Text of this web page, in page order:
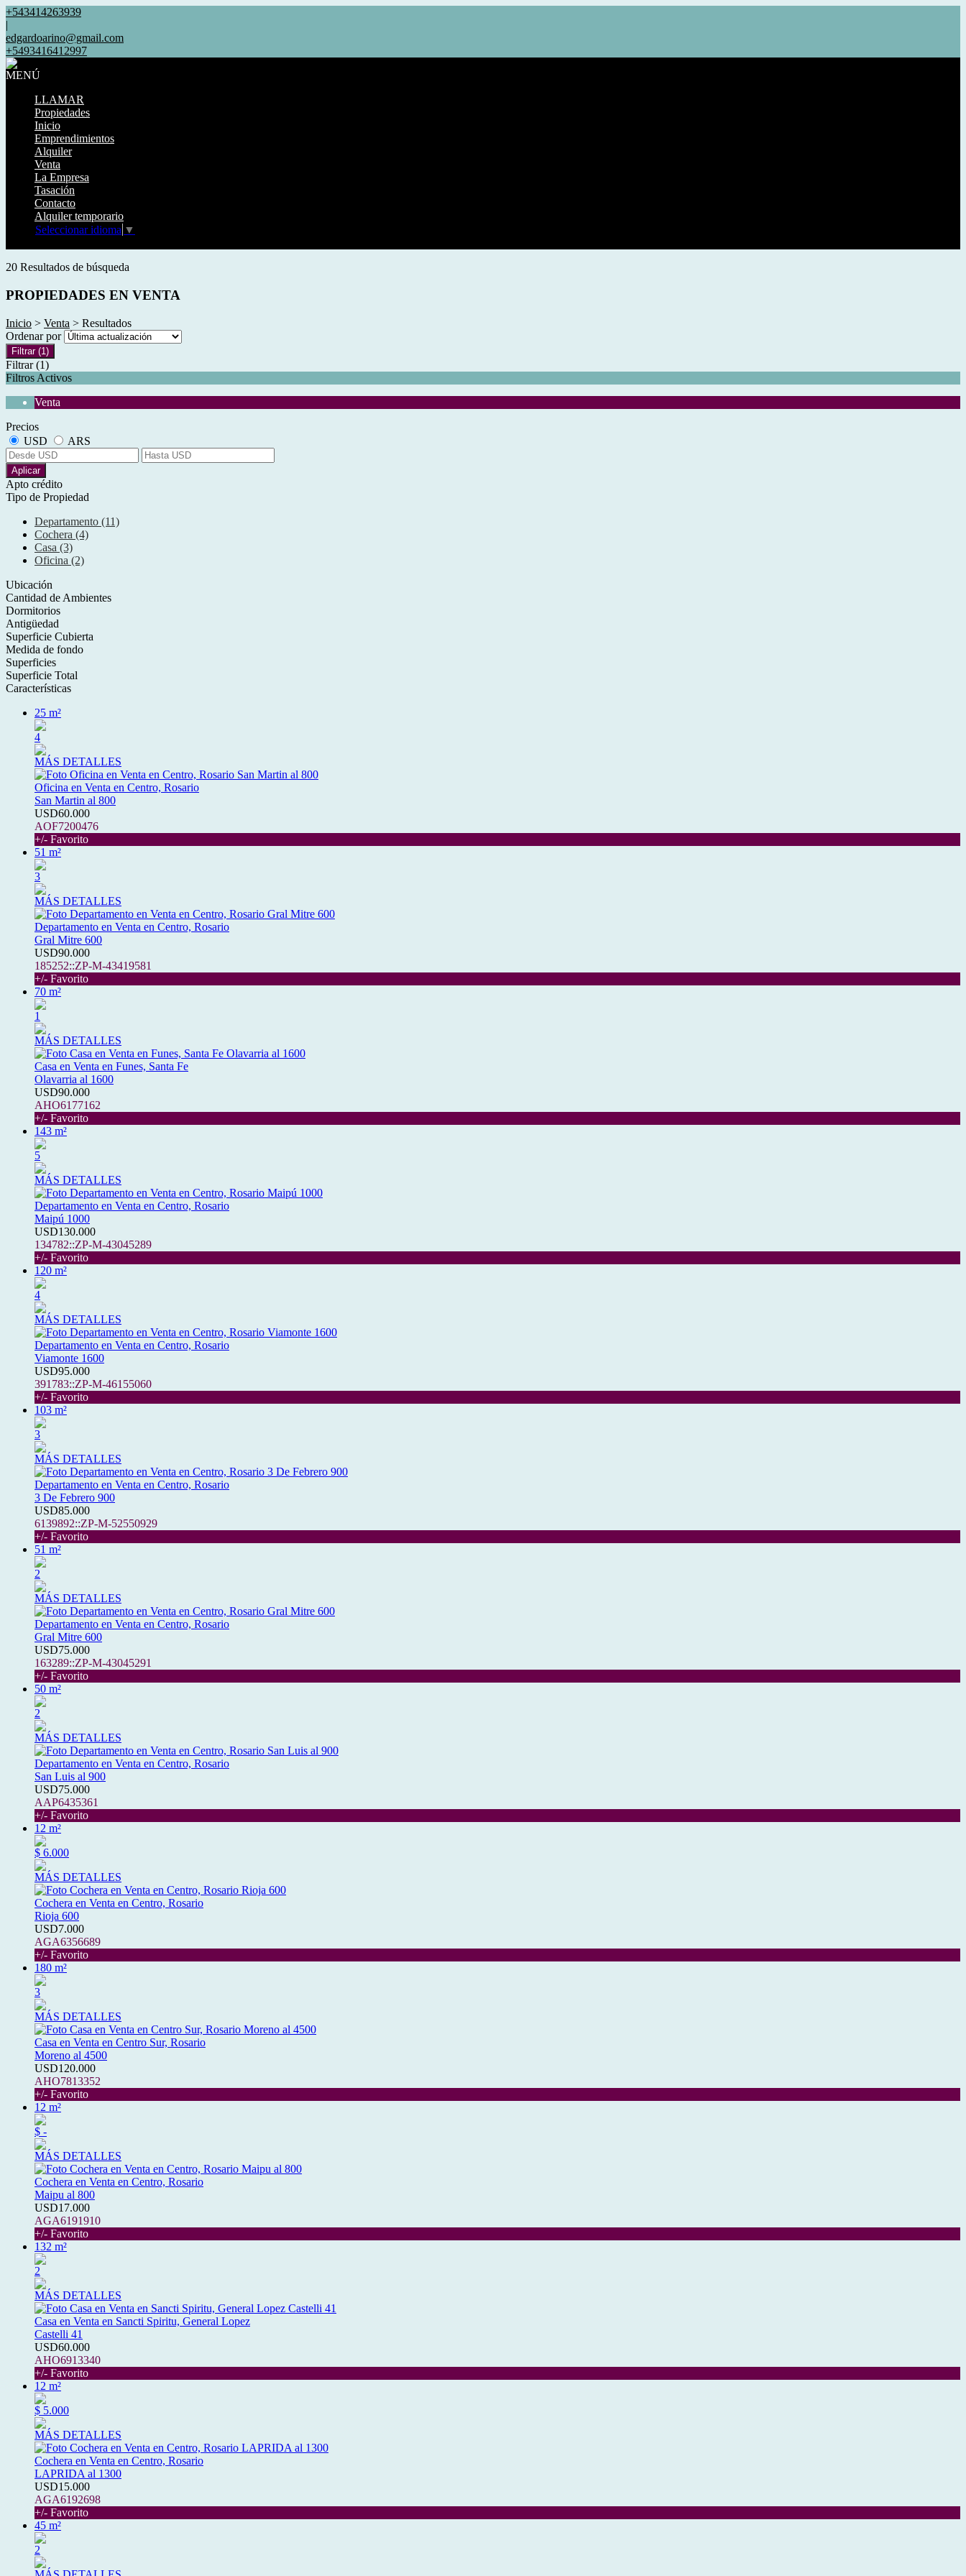
+543414263939
|
edgardoarino@gmail.com
+5493416412997
MENÚ
LLAMAR
Propiedades
Inicio
Emprendimientos
Alquiler
Venta
La Empresa
Tasación
Contacto
Alquiler temporario
Seleccionar idioma ▼
20 Resultados de búsqueda
PROPIEDADES EN VENTA
Inicio > Venta > Resultados
Ordenar por
Filtrar (1)
Filtrar (1)
Filtros Activos
Venta
Precios
USD
ARS
Aplicar
Apto crédito
Tipo de Propiedad
Departamento (11)
Cochera (4)
Casa (3)
Oficina (2)
Ubicación
Cantidad de Ambientes
Dormitorios
Antigüedad
Superficie Cubierta
Medida de fondo
Superficies
Superficie Total
Características
25 m²
4
MÁS DETALLES
Oficina en Venta en Centro, Rosario
San Martin al 800
USD60.000
AOF7200476
+/- Favorito
51 m²
3
MÁS DETALLES
Departamento en Venta en Centro, Rosario
Gral Mitre 600
USD90.000
185252::ZP-M-43419581
+/- Favorito
70 m²
1
MÁS DETALLES
Casa en Venta en Funes, Santa Fe
Olavarria al 1600
USD90.000
AHO6177162
+/- Favorito
143 m²
5
MÁS DETALLES
Departamento en Venta en Centro, Rosario
Maipú 1000
USD130.000
134782::ZP-M-43045289
+/- Favorito
120 m²
4
MÁS DETALLES
Departamento en Venta en Centro, Rosario
Viamonte 1600
USD95.000
391783::ZP-M-46155060
+/- Favorito
103 m²
3
MÁS DETALLES
Departamento en Venta en Centro, Rosario
3 De Febrero 900
USD85.000
6139892::ZP-M-52550929
+/- Favorito
51 m²
2
MÁS DETALLES
Departamento en Venta en Centro, Rosario
Gral Mitre 600
USD75.000
163289::ZP-M-43045291
+/- Favorito
50 m²
2
MÁS DETALLES
Departamento en Venta en Centro, Rosario
San Luis al 900
USD75.000
AAP6435361
+/- Favorito
12 m²
$ 6.000
MÁS DETALLES
Cochera en Venta en Centro, Rosario
Rioja 600
USD7.000
AGA6356689
+/- Favorito
180 m²
3
MÁS DETALLES
Casa en Venta en Centro Sur, Rosario
Moreno al 4500
USD120.000
AHO7813352
+/- Favorito
12 m²
$ -
MÁS DETALLES
Cochera en Venta en Centro, Rosario
Maipu al 800
USD17.000
AGA6191910
+/- Favorito
132 m²
2
MÁS DETALLES
Casa en Venta en Sancti Spiritu, General Lopez
Castelli 41
USD60.000
AHO6913340
+/- Favorito
12 m²
$ 5.000
MÁS DETALLES
Cochera en Venta en Centro, Rosario
LAPRIDA al 1300
USD15.000
AGA6192698
+/- Favorito
45 m²
2